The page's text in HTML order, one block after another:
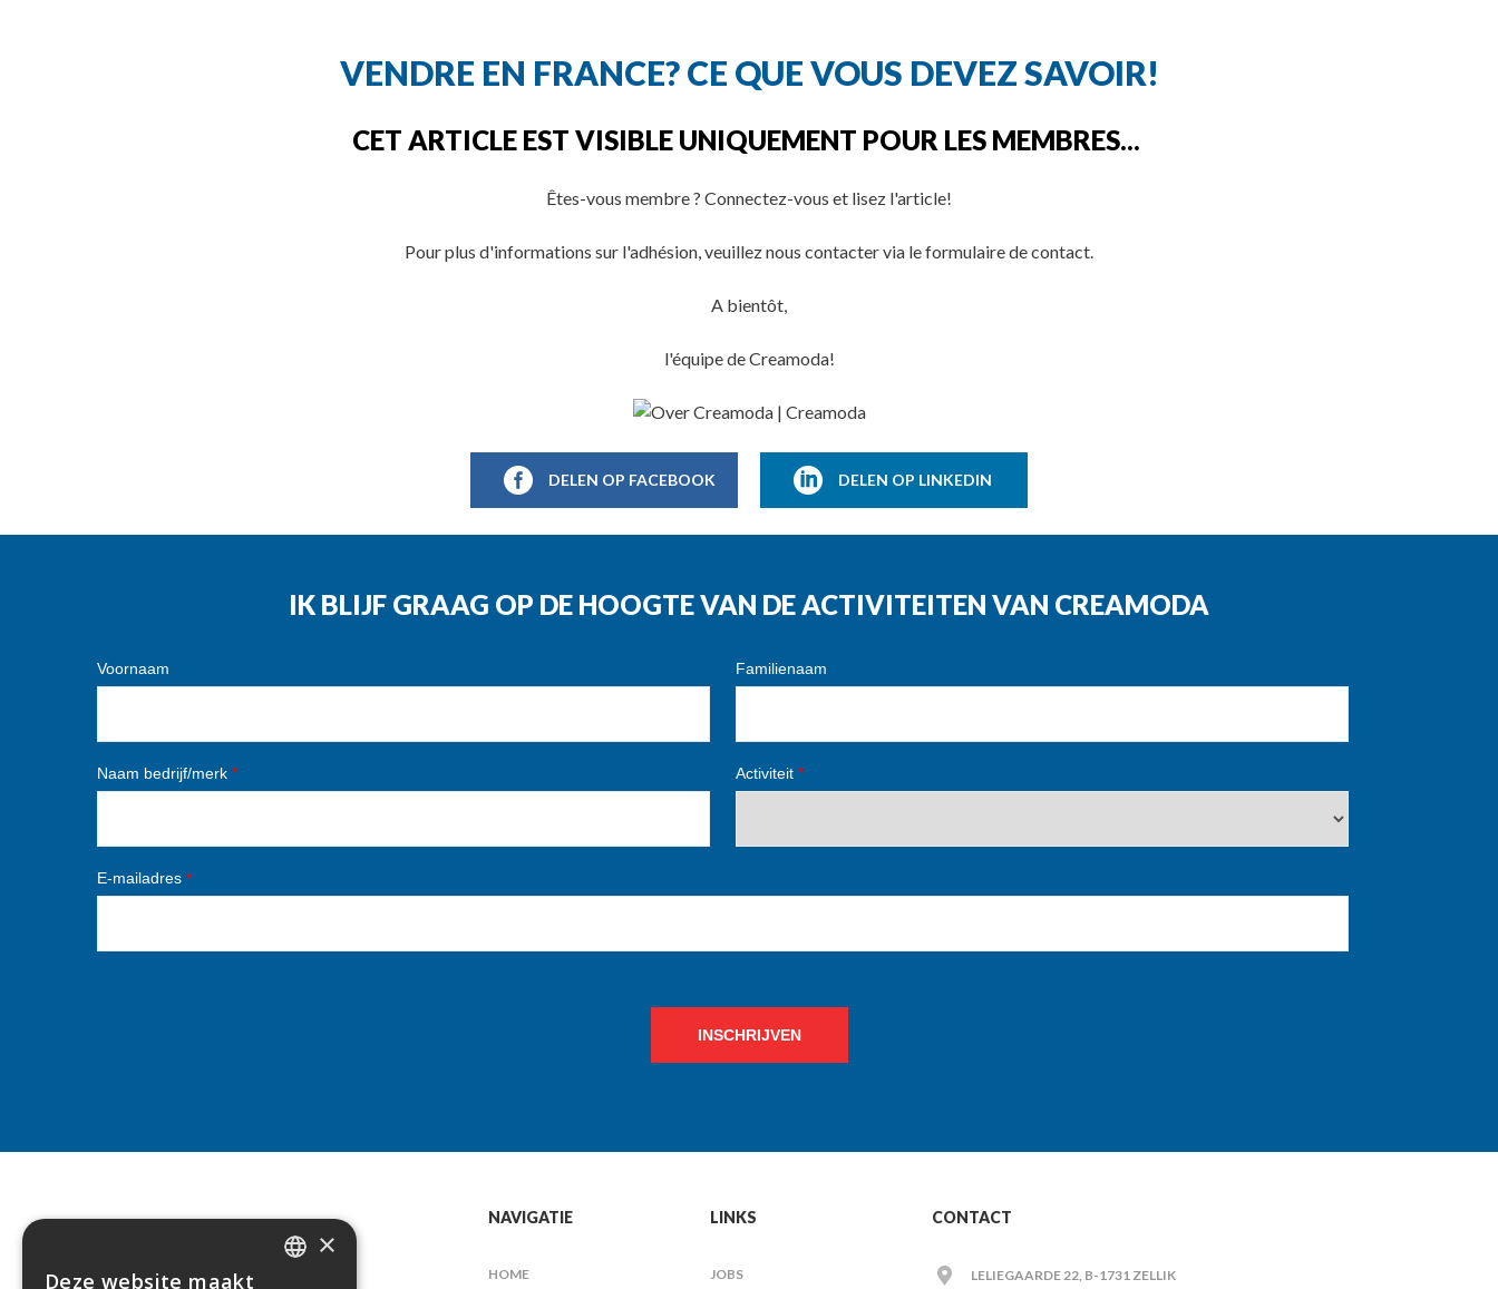
VENDRE EN FRANCE? CE QUE VOUS DEVEZ SAVOIR!
CET ARTICLE EST VISIBLE UNIQUEMENT POUR LES MEMBRES...
Êtes-vous membre ? Connectez-vous et lisez l'article!
Pour plus d'informations sur l'adhésion, veuillez nous contacter via le formulaire de contact.
A bientôt,
l'équipe de Creamoda!
DELEN OP FACEBOOK DELEN OP LINKEDIN
IK BLIJF GRAAG OP DE HOOGTE VAN DE ACTIVITEITEN VAN CREAMODA
Voornaam Familienaam
Naam bedrijf/merk * Activiteit*
E-mailadres *
INSCHRIJVEN
NAVIGATIE
HOME
LINKS
JOBS
CONTACT
LELIEGAARDE 22, B-1731 ZELLIK
×
Deze website maakt